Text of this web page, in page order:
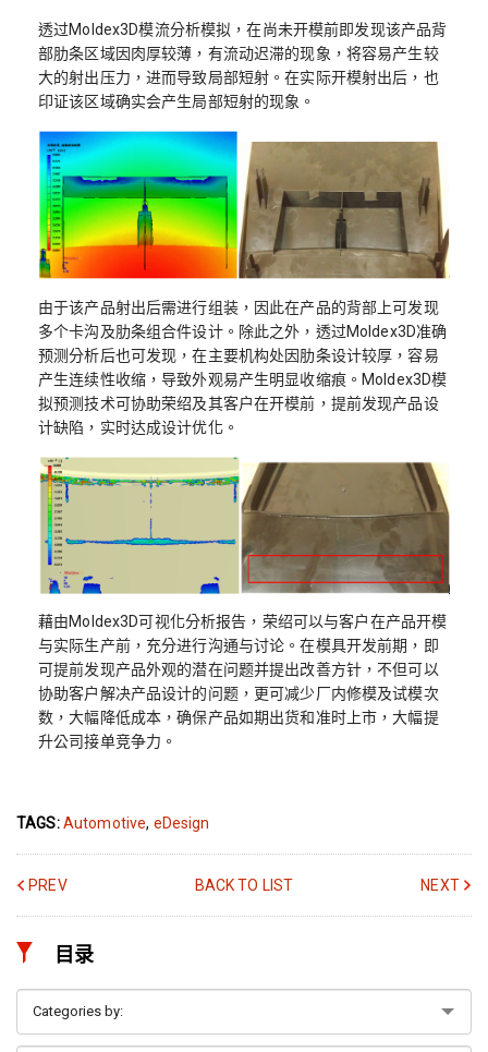
透过Moldex3D模流分析模拟，在尚未开模前即发现该产品背
部肋条区域因肉厚较薄，有流动迟滞的现象，将容易产生较
大的射出压力，进而导致局部短射。在实际开模射出后，也
印证该区域确实会产生局部短射的现象。
由于该产品射出后需进行组装，因此在产品的背部上可发现
多个卡沟及肋条组合件设计。除此之外，透过Moldex3D准确
预测分析后也可发现，在主要机构处因肋条设计较厚，容易
产生连续性收缩，导致外观易产生明显收缩痕。Moldex3D模
拟预测技术可协助荣绍及其客户在开模前，提前发现产品设
计缺陷，实时达成设计优化。
藉由Moldex3D可视化分析报告，荣绍可以与客户在产品开模
与实际生产前，充分进行沟通与讨论。在模具开发前期，即
可提前发现产品外观的潜在问题并提出改善方针，不但可以
协助客户解决产品设计的问题，更可减少厂内修模及试模次
数，大幅降低成本，确保产品如期出货和准时上市，大幅提
升公司接单竞争力。
TAGS:Automotive, eDesign
PREV BACK TO LIST NEXT
目录